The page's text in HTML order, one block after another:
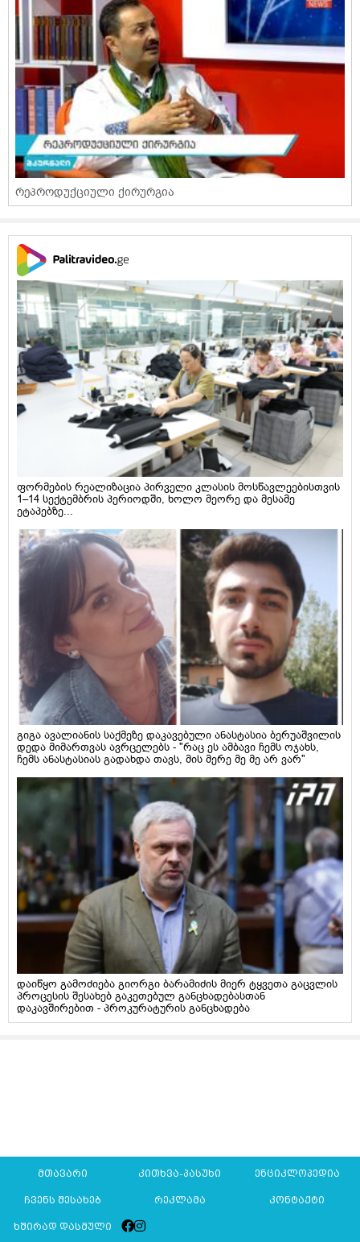
რეპროდუქციული ქირურგია
ფორმების რეალიზაცია პირველი კლასის მოსწავლეებისთვის
1–14 სექტემბრის პერიოდში, ხოლო მეორე და მესამე
ეტაპებზე...
გიგა ავალიანის საქმეზე დაკავებული ანასტასია ბერუაშვილის
დედა მიმართვას ავრცელებს - "რაც ეს ამბავი ჩემს ოჯახს,
ჩემს ანასტასიას გადახდა თავს, მის მერე მე მე არ ვარ"
დაიწყო გამოძიება გიორგი ბარამიძის მიერ ტყვეთა გაცვლის
პროცესის შესახებ გაკეთებულ განცხადებასთან
დაკავშირებით - პროკურატურის განცხადება
მთავარი კითხვა-პასუხი ენციკლოპედია
ჩვენს შესახებ რეკლამა კონტაქტი
ხშირად დასმული